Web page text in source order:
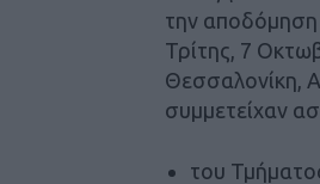
την αποδόμηση
Τρίτης, 7
Θεσσαλονίκη,
συμμετείχαν
του